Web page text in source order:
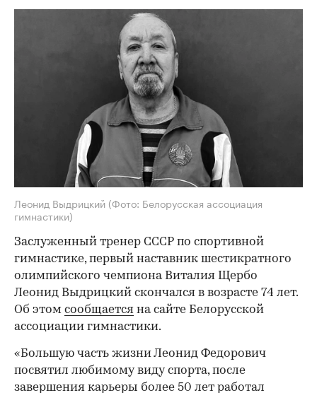
Леонид Выдрицкий (Фото: Белорусская ассоциация
гимнастики)
Заслуженный тренер СССР по спортивной
гимнастике, первый наставник шестикратного
олимпийского чемпиона Виталия Щербо
Леонид Выдрицкий скончался в возрасте 74 лет.
Об этом сообщается на сайте Белорусской
ассоциации гимнастики.
«Большую часть жизни Леонид Федорович
посвятил любимому виду спорта, после
завершения карьеры более 50 лет работал